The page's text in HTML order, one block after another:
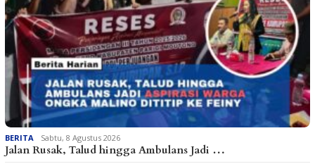
BERITA Sabtu, 8 Agustus 2026
Jalan Rusak, Talud hingga Ambulans Jadi …